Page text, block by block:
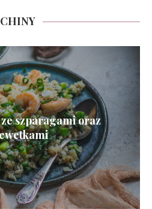
CHINY
szparagami oraz